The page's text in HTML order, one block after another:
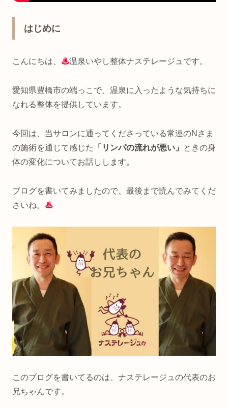
はじめに
こんにちは、 ♨温泉いやし整体ナステレージュです。
愛知県豊橋市の端っこで、温泉に入ったような気持ちに
なれる整体を提供しています。
今回は、当サロンに通ってくださっている常連のNさま
の施術を通じて感じた
「リンパの流れが悪い」
ときの身
体の変化についてお話しします。
ブログを書いてみましたので、最後まで読んでみてくだ
さいね。 ♨
このブログを書いてるのは、ナステレージュの代表のお
兄ちゃんです。